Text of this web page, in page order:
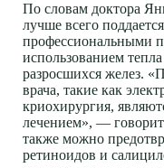
По словам доктора
лучше всего
профессиональными
использованием
разросшихся желез.
врача, такие как
криохирургия,
лечением», —
также можно
ретиноидов и